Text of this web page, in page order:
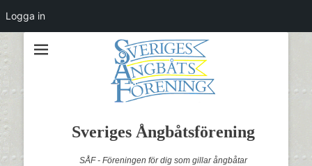
Sveriges Ångbåtsförening
SÅF - Föreningen för dig som gillar ångbåtar
Logga in